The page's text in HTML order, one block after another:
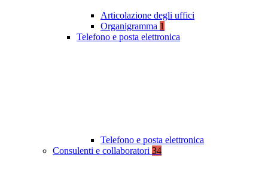
Articolazione degli uffici
Organigramma 1
Telefono e posta elettronica
Telefono e posta elettronica
Consulenti e collaboratori 34